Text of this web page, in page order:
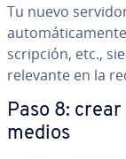
Tu nuevo
au­to­má­ti­ca­me­n­te
s­cri­p­ción, etc.,
relevante en la
Paso 8:
medios